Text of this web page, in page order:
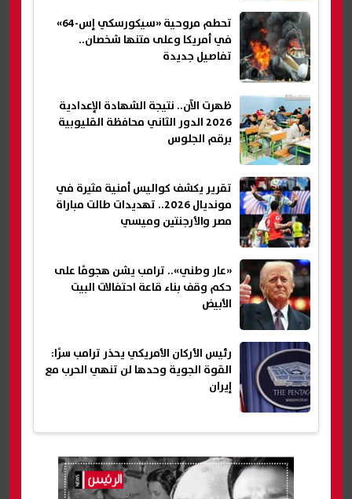
تحطم مروحية «سيكورسكي إس-64»
في أمريكا وعلى متنها شخصان..
تفاصيل جديدة
ظهرت الآن.. نتيجة الشهادة الإعدادية
2026 الدور الثاني محافظة القليوبية
برقم الجلوس
تقرير يكشف كواليس أمنية مثيرة في
مونديال 2026.. تهديدات طالت مباراة
مصر والأرجنتين وميسي
«عار وطني».. ترامب يشن هجومًا على
حكم وقف بناء قاعة احتفالات البيت
الأبيض
رئيس الأركان الأمريكي يحذر ترامب سرًا:
القوة الجوية وحدها لن تنهي الحرب مع
إيران